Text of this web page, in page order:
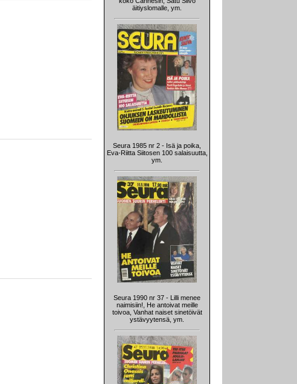
äitiyslomalle, ym.
Seura 1985 nr 2 - Isä ja poika,
Eva-Riitta Siitosen 100 salaisuutta,
ym.
Seura 1990 nr 37 - Lilli menee
naimisiin!, He antoivat meille
toivoa, Vanhat naiset sinetöivät
ystävyytensä, ym.